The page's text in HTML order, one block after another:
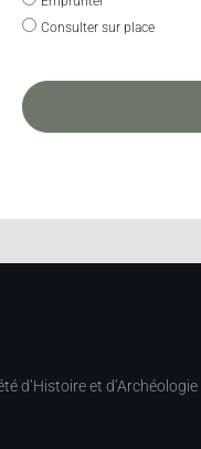
Consulter sur place
d’Histoire et d’Archéologie